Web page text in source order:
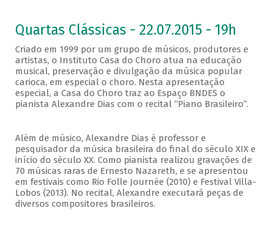
Quartas Clássicas - 22.07.2015 - 19h
Criado em 1999 por um grupo de músicos, produtores e
artistas, o Instituto Casa do Choro atua na educação
musical, preservação e divulgação da música popular
carioca, em especial o choro. Nesta apresentação
especial, a Casa do Choro traz ao Espaço BNDES o
pianista Alexandre Dias com o recital “Piano Brasileiro”.
Além de músico, Alexandre Dias é professor e
pesquisador da música brasileira do final do século XIX e
início do século XX. Como pianista realizou gravações de
70 músicas raras de Ernesto Nazareth, e se apresentou
em festivais como Rio Folle Journée (2010) e Festival Villa-
Lobos (2013). No recital, Alexandre executará peças de
diversos compositores brasileiros.